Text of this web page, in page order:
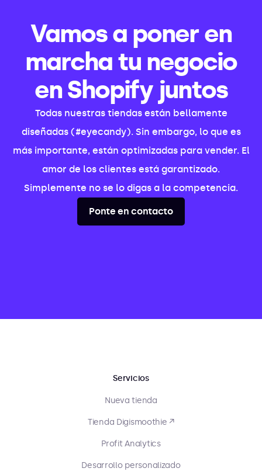
Vamos a poner en
marcha tu negocio
en Shopify juntos
Todas nuestras tiendas están bellamente
diseñadas (#eyecandy). Sin embargo, lo que es
más importante, están optimizadas para vender. El
amor de los clientes está garantizado.
Simplemente no se lo digas a la competencia.
Ponte en contacto
Servicios
Nueva tienda
Tienda Digismoothie ↗
Profit Analytics
Desarrollo personalizado